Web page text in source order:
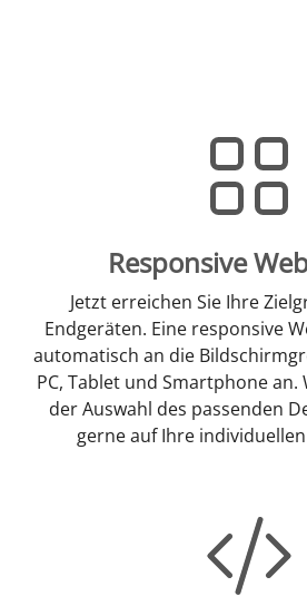
Responsive
Jetzt erreichen Sie Ihre
Endgeräten. Eine responsive
automatisch an die
PC, Tablet und Smartphone an.
der Auswahl des passenden
gerne auf Ihre